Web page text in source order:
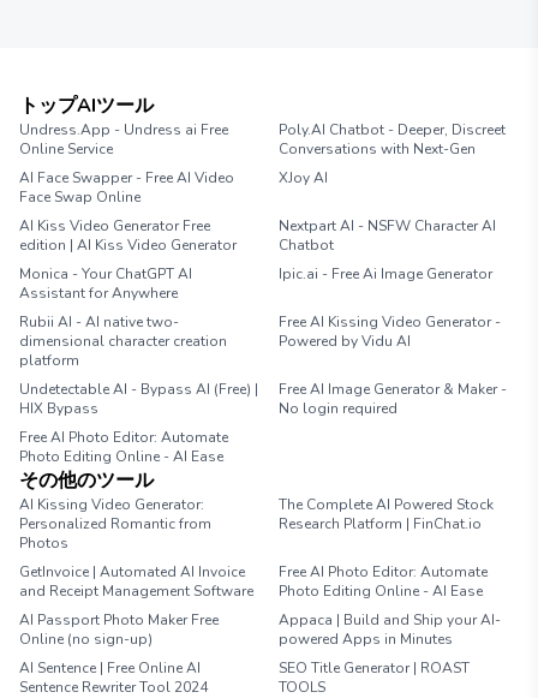
トップAIツール
Undress.App - Undress ai Free
Online Service
Poly.AI Chatbot - Deeper, Discreet
Conversations with Next-Gen
AI Face Swapper - Free AI Video
Face Swap Online
XJoy AI
AI Kiss Video Generator Free
edition | AI Kiss Video Generator
Nextpart AI - NSFW Character AI
Chatbot
Monica - Your ChatGPT AI
Assistant for Anywhere
Ipic.ai - Free Ai Image Generator
Rubii AI - AI native two-
dimensional character creation
platform
Free AI Kissing Video Generator -
Powered by Vidu AI
Undetectable AI - Bypass AI (Free) |
HIX Bypass
Free AI Image Generator & Maker -
No login required
Free AI Photo Editor: Automate
Photo Editing Online - AI Ease
その他のツール
AI Kissing Video Generator:
Personalized Romantic from
Photos
The Complete AI Powered Stock
Research Platform | FinChat.io
GetInvoice | Automated AI Invoice
and Receipt Management Software
Free AI Photo Editor: Automate
Photo Editing Online - AI Ease
AI Passport Photo Maker Free
Online (no sign-up)
Appaca | Build and Ship your AI-
powered Apps in Minutes
AI Sentence | Free Online AI
Sentence Rewriter Tool 2024
SEO Title Generator | ROAST
TOOLS